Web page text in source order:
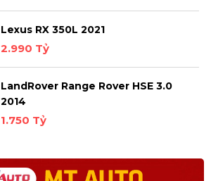
Lexus RX 350L 2021
2.990 Tỷ
LandRover Range Rover HSE 3.0
2014
1.750 Tỷ